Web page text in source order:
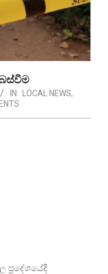
IN: LOCAL NEWS,